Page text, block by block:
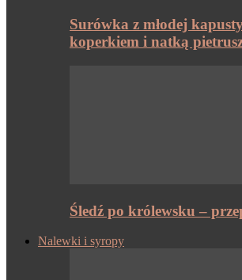
Surówka z młodej
koperkiem i natką
Śledź po królewsku –
Nalewki i syropy